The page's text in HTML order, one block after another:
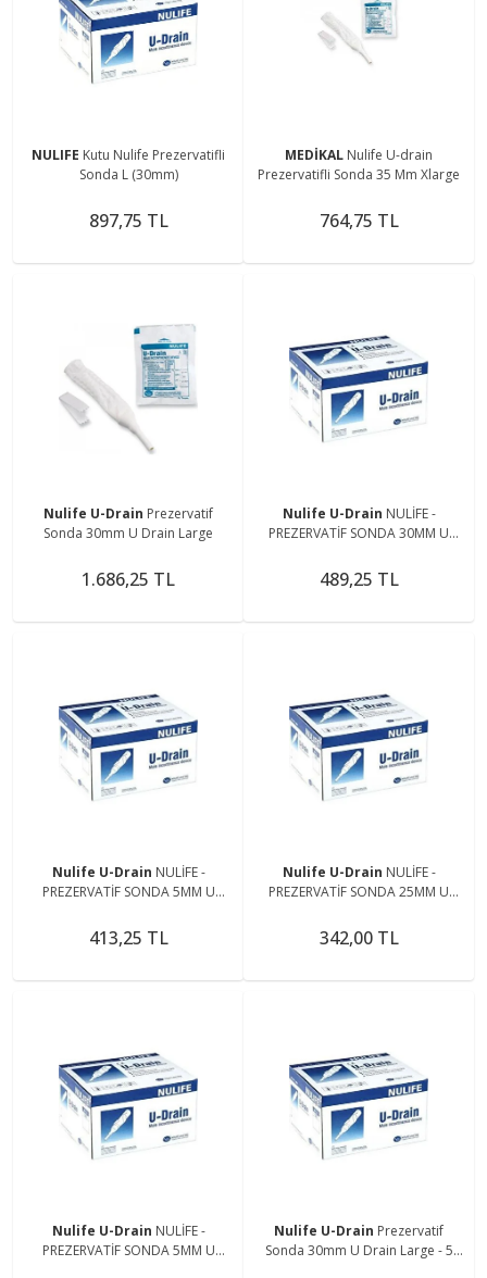
NULIFE Kutu Nulife Prezervatifli
Sonda L (30mm)
897,75 TL
MEDİKAL Nulife U-drain
Prezervatifli Sonda 35 Mm Xlarge
764,75 TL
Nulife U-Drain Prezervatif
Sonda 30mm U Drain Large
1.686,25 TL
Nulife U-Drain NULİFE -
PREZERVATİF SONDA 30MM U
489,25 TL
Nulife U-Drain NULİFE -
PREZERVATİF SONDA 5MM U
413,25 TL
Nulife U-Drain NULİFE -
PREZERVATİF SONDA 25MM U
342,00 TL
Nulife U-Drain NULİFE -
PREZERVATİF SONDA 5MM U
Nulife U-Drain Prezervatif
Sonda 30mm U Drain Large - 5